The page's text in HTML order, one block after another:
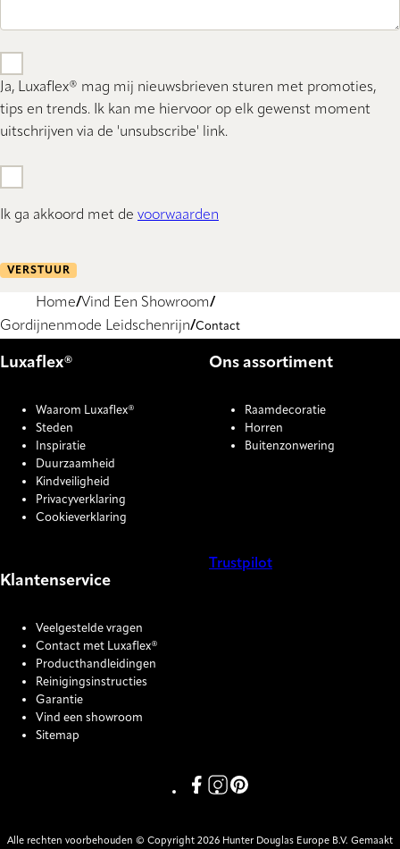
Ja, Luxaflex® mag mij nieuwsbrieven sturen met promoties,
tips en trends. Ik kan me hiervoor op elk gewenst moment
uitschrijven via de 'unsubscribe' link.
Ik ga akkoord met de voorwaarden
VERSTUUR
Home Vind Een Showroom
Gordijnenmode Leidschenrijn Contact
Luxaflex®
Waarom Luxaflex®
Steden
Inspiratie
Duurzaamheid
Kindveiligheid
Privacyverklaring
Cookieverklaring
Ons assortiment
Raamdecoratie
Horren
Buitenzonwering
Klantenservice
Veelgestelde vragen
Contact met Luxaflex®
Producthandleidingen
Reinigingsinstructies
Garantie
Vind een showroom
Sitemap
Trustpilot
Link missing Display text from
Link missing Display text
Link missing Display text
Alle rechten voorbehouden © Copyright 2026 Hunter Douglas Europe B.V. Gemaakt